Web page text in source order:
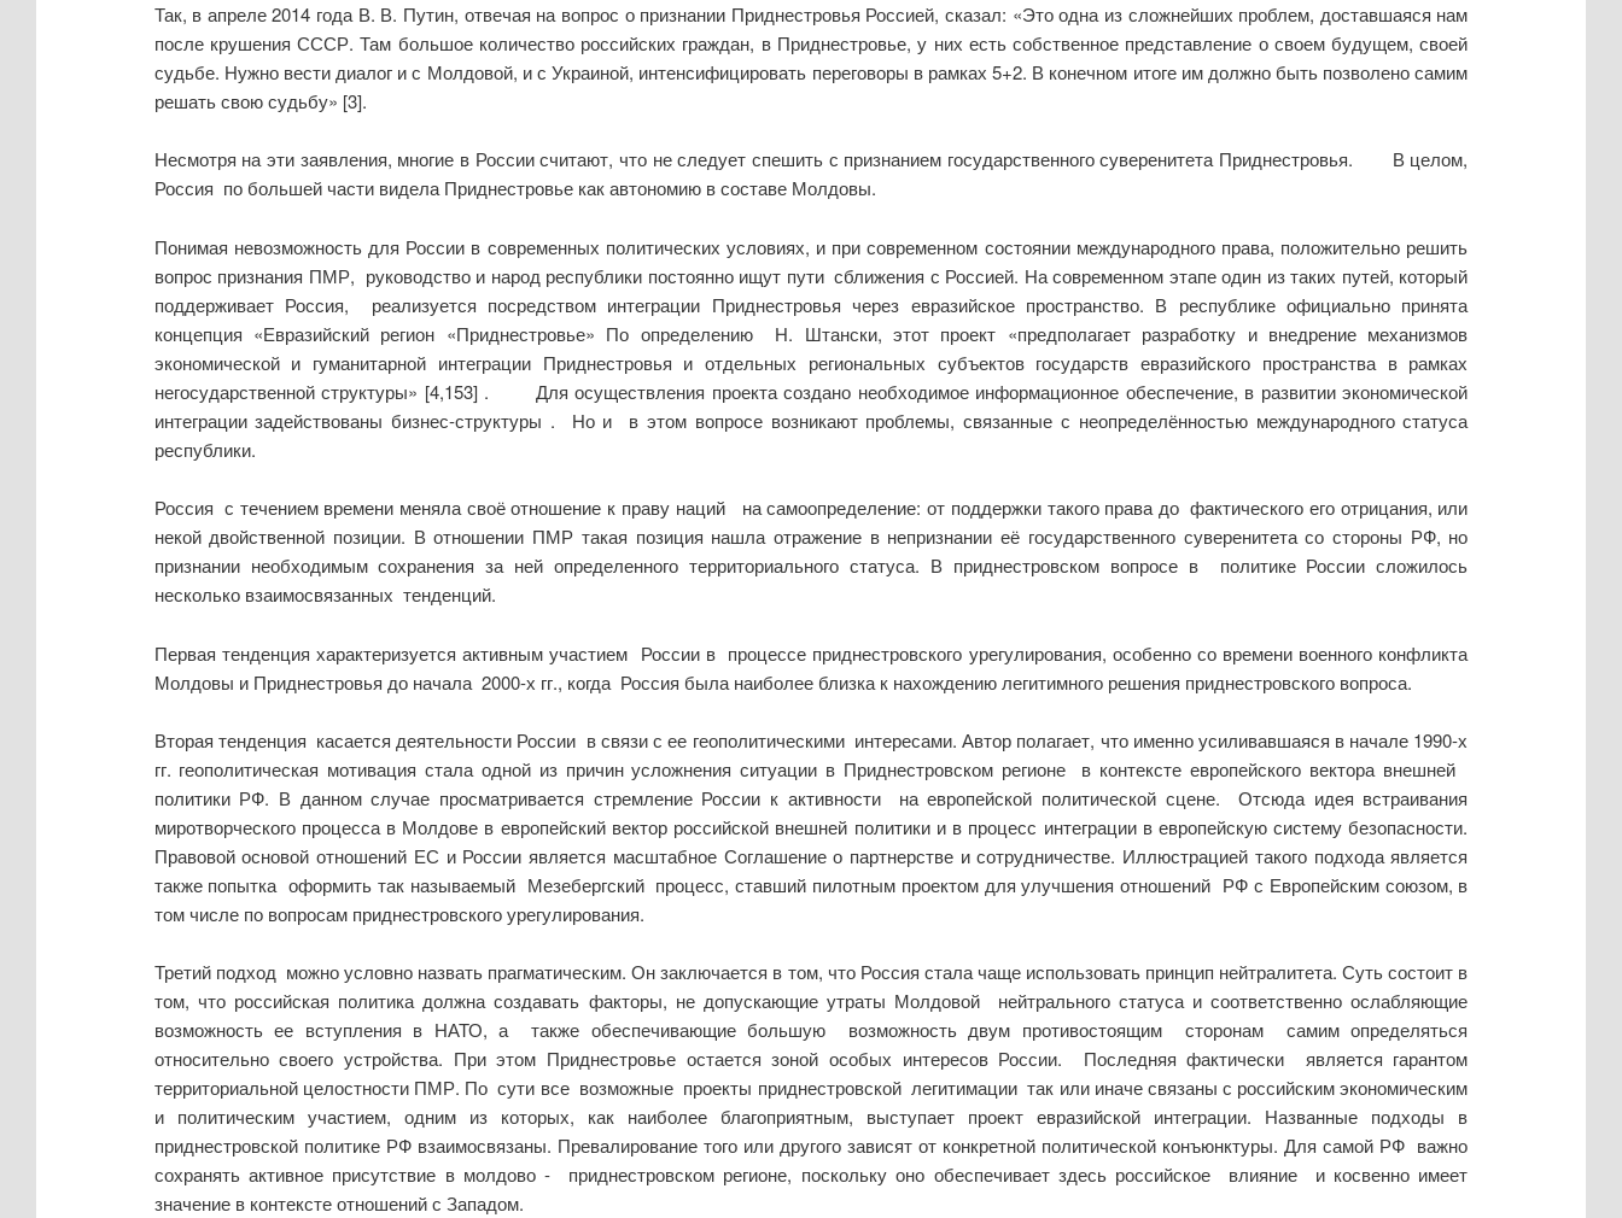
Так, в апреле 2014 года В. В. Путин, отвечая на вопрос о признании Приднестровья Россией, сказал: «Это одна из сложнейших проблем, доставшаяся нам
после крушения СССР. Там большое количество российских граждан, в Приднестровье, у них есть собственное представление о своем будущем, своей
судьбе. Нужно вести диалог и с Молдовой, и с Украиной, интенсифицировать переговоры в рамках 5+2. В конечном итоге им должно быть позволено самим
решать свою судьбу» [3].
Несмотря на эти заявления, многие в России считают, что не следует спешить с признанием государственного суверенитета Приднестровья. В целом,
Россия по большей части видела Приднестровье как автономию в составе Молдовы.
Понимая невозможность для России в современных политических условиях, и при современном состоянии международного права, положительно решить
вопрос признания ПМР, руководство и народ республики постоянно ищут пути сближения с Россией. На современном этапе один из таких путей, который
поддерживает Россия, реализуется посредством интеграции Приднестровья через евразийское пространство. В республике официально принята
концепция «Евразийский регион «Приднестровье» По определению Н. Штански, этот проект «предполагает разработку и внедрение механизмов
экономической и гуманитарной интеграции Приднестровья и отдельных региональных субъектов государств евразийского пространства в рамках
негосударственной структуры» [4,153] . Для осуществления проекта создано необходимое информационное обеспечение, в развитии экономической
интеграции задействованы бизнес-структуры . Но и в этом вопросе возникают проблемы, связанные с неопределённостью международного статуса
республики.
Россия с течением времени меняла своё отношение к праву наций на самоопределение: от поддержки такого права до фактического его отрицания, или
некой двойственной позиции. В отношении ПМР такая позиция нашла отражение в непризнании её государственного суверенитета со стороны РФ, но
признании необходимым сохранения за ней определенного территориального статуса. В приднестровском вопросе в политике России сложилось
несколько взаимосвязанных тенденций.
Первая тенденция характеризуется активным участием России в процессе приднестровского урегулирования, особенно со времени военного конфликта
Молдовы и Приднестровья до начала 2000-х гг., когда Россия была наиболее близка к нахождению легитимного решения приднестровского вопроса.
Вторая тенденция касается деятельности России в связи с ее геополитическими интересами. Автор полагает, что именно усиливавшаяся в начале 1990-х
гг. геополитическая мотивация стала одной из причин усложнения ситуации в Приднестровском регионе в контексте европейского вектора внешней
политики РФ. В данном случае просматривается стремление России к активности на европейской политической сцене. Отсюда идея встраивания
миротворческого процесса в Молдове в европейский вектор российской внешней политики и в процесс интеграции в европейскую систему безопасности.
Правовой основой отношений ЕС и России является масштабное Соглашение о партнерстве и сотрудничестве. Иллюстрацией такого подхода является
также попытка оформить так называемый Мезебергский процесс, ставший пилотным проектом для улучшения отношений РФ с Европейским союзом, в
том числе по вопросам приднестровского урегулирования.
Третий подход можно условно назвать прагматическим. Он заключается в том, что Россия стала чаще использовать принцип нейтралитета. Суть состоит в
том, что российская политика должна создавать факторы, не допускающие утраты Молдовой нейтрального статуса и соответственно ослабляющие
возможность ее вступления в НАТО, а также обеспечивающие большую возможность двум противостоящим сторонам самим определяться
относительно своего устройства. При этом Приднестровье остается зоной особых интересов России. Последняя фактически является гарантом
территориальной целостности ПМР. По сути все возможные проекты приднестровской легитимации так или иначе связаны с российским экономическим
и политическим участием, одним из которых, как наиболее благоприятным, выступает проект евразийской интеграции. Названные подходы в
приднестровской политике РФ взаимосвязаны. Превалирование того или другого зависят от конкретной политической конъюнктуры. Для самой РФ важно
сохранять активное присутствие в молдово - приднестровском регионе, поскольку оно обеспечивает здесь российское влияние и косвенно имеет
значение в контексте отношений с Западом.